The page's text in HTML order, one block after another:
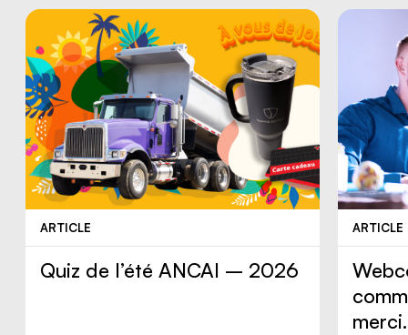
ARTICLE
Quiz de l’été ANCAI – 2026
ARTICLE